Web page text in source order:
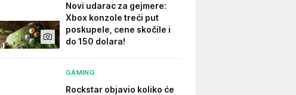
Novi udarac za gejmere:
Xbox konzole treći put
poskupele, cene skočile i
do 150 dolara!
GAMING
Rockstar objavio koliko će